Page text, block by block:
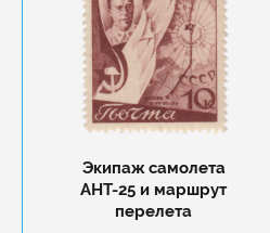
Экипаж самолета
АНТ-25 и маршрут
перелета